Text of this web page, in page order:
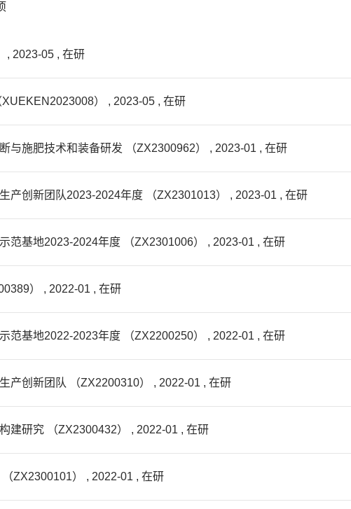
, 2023-05 , 在研
） , 2023-05 , 在研
与施肥技术和装备研发 （ZX2300962） , 2023-01 , 在研
产创新团队2023-2024年度 （ZX2301013） , 2023-01 , 在研
范基地2023-2024年度 （ZX2301006） , 2023-01 , 在研
） , 2022-01 , 在研
范基地2022-2023年度 （ZX2200250） , 2022-01 , 在研
产创新团队 （ZX2200310） , 2022-01 , 在研
建研究 （ZX2300432） , 2022-01 , 在研
ZX2300101） , 2022-01 , 在研